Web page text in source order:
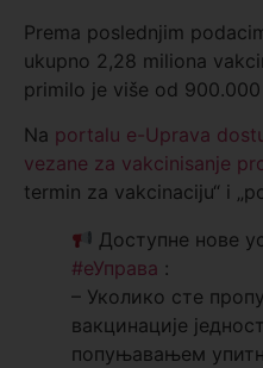
Prema poslednjim
ukupno 2,28 miliona
primilo je više od
Na portalu e-Uprava
vezane za vakcinisanje
termin za vakcinaciju“ i
Доступне нове
#еУправа :
– Уколико сте
вакцинације
попуњавањем